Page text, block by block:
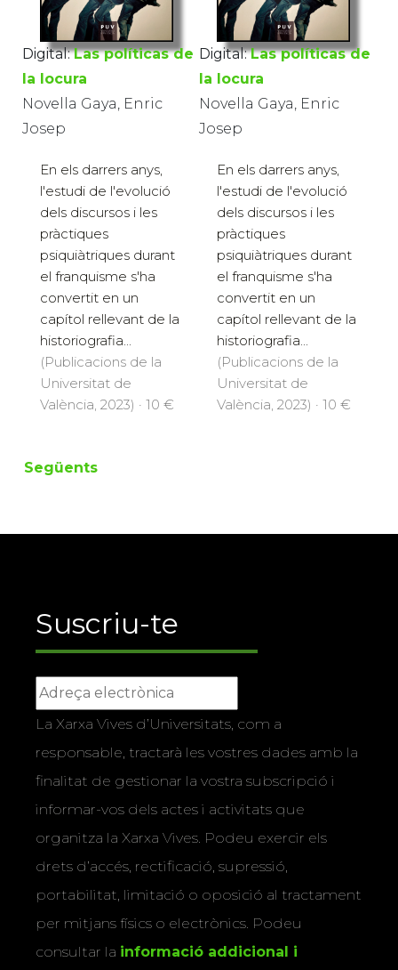
Digital: Las políticas de
la locura
Novella Gaya, Enric
Josep
En els darrers anys,
l'estudi de l'evolució
dels discursos i les
pràctiques
psiquiàtriques durant
el franquisme s'ha
convertit en un
capítol rellevant de la
historiografia...
(Publicacions de la
Universitat de
València, 2023) · 10 €
Digital: Las políticas de
la locura
Novella Gaya, Enric
Josep
En els darrers anys,
l'estudi de l'evolució
dels discursos i les
pràctiques
psiquiàtriques durant
el franquisme s'ha
convertit en un
capítol rellevant de la
historiografia...
(Publicacions de la
Universitat de
València, 2023) · 10 €
Següents
Suscriu-te
La Xarxa Vives d’Universitats, com a
responsable, tractarà les vostres dades amb la
finalitat de gestionar la vostra subscripció i
informar-vos dels actes i activitats que
organitza la Xarxa Vives. Podeu exercir els
drets d’accés, rectificació, supressió,
portabilitat, limitació o oposició al tractament
per mitjans físics o electrònics. Podeu
consultar la informació addicional i